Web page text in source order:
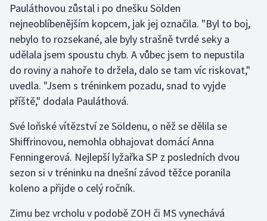
Parasport
Plavání
Plážový volejbal
Ragby
Rychlobruslení
Rychlostní kanoistika
Short track
Sportovní střelba
Pauláthovou zůstal i po dnešku Sölden
nejneoblíbenějším kopcem, jak jej označila. "Byl to boj,
nebylo to rozsekané, ale byly strašně tvrdé seky a
udělala jsem spoustu chyb. A vůbec jsem to nepustila
do roviny a nahoře to držela, dalo se tam víc riskovat,"
uvedla. "Jsem s tréninkem pozadu, snad to vyjde
příště," dodala Pauláthová.
Své loňské vítězství ze Söldenu, o něž se dělila se
Shiffrinovou, nemohla obhajovat domácí Anna
Fenningerová. Nejlepší lyžařka SP z posledních dvou
sezon si v tréninku na dnešní závod těžce poranila
koleno a přijde o celý ročník.
Zimu bez vrcholu v podobě ZOH či MS vynechává